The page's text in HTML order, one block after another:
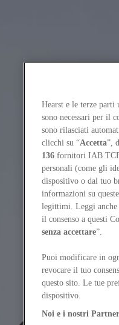
Leonard Ma
the government
Hearst e le terze parti
sono necessari per il
sono rilasciati
clicchi su “Accetta”,
136 fornitori IAB TCF
personali (come gli
dispositivo o dal tuo
informazioni su
legittimi. Leggi
il consenso a questi
senza accettare”.
Puoi modificare in
revocare il tuo
questo sito. Le tue
dispositivo.
Noi e i nostri